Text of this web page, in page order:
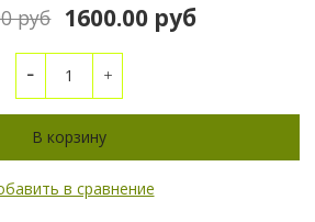
руб 1600.00 руб
В корзину
в сравнение